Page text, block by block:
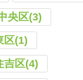
央区(3)
区(1)
吉区(4)